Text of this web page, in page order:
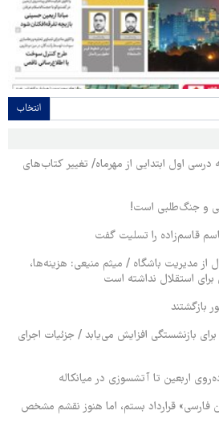
انتخاب
درسی اول ابتدایی از مهرماه/ تغییر کتاب‌های
و جنگ‌طلبی است!
قاسم‌زاده را تسلیت گفت
از مدیریت باشگاه / میثم منیعی: هزینه‌ها،
استقلال نداشته است
بازنشستگی افزایش می‌یابد / جزئیات اجرای
اربعین تا آتشسوزی در میانکاله
فارسی» قرارداد بستم، اما هنوز نقشم مشخص